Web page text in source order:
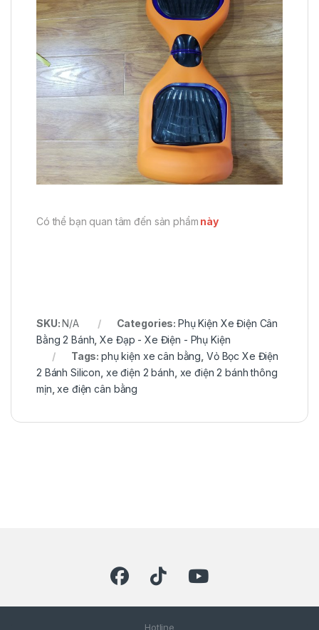
Có thể bạn quan tâm đến sản phẩm này
SKU:N/A Categories: Phụ Kiện Xe Điện Cân
Bằng 2 Bánh ,Xe Đạp - Xe Điện - Phụ Kiện
Tags:phụ kiện xe cân bằng Vỏ Bọc Xe Điện
2 Bánh Silicon xe điện 2 bánh xe điện 2 bánh thông
mịn ,xe điện cân bằng
Hotline